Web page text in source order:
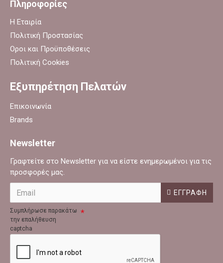
Πληροφορίες
Η Εταιρία
Πολιτική Προστασίας
Οροι και Προϋποθέσεις
Πολιτική Cookies
Εξυπηρέτηση Πελατών
Επικοινωνία
Brands
Newsletter
Γραφτείτε στο Newsletter για να είστε ενημερωμένοι για τις
προσφορές μας.
ΕΓΓΡΑΦΉ
Συμπλήρωσε παρακάτω
την επαλήθευση
captcha